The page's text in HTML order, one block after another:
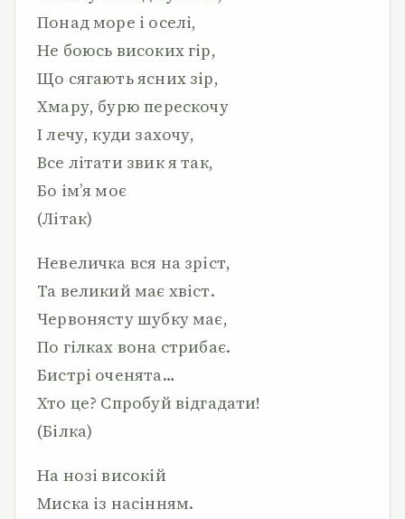
Понад море і оселі,
Не боюсь високих гір,
Що сягають ясних зір,
Хмару, бурю перескочу
І лечу, куди захочу,
Все літати звик я так,
Бо ім’я моє
(Літак)
Невеличка вся на зріст,
Та великий має хвіст.
Червонясту шубку має,
По гілках вона стрибає.
Бистрі оченята…
Хто це? Спробуй відгадати!
(Білка)
На нозі високій
Миска із насінням.